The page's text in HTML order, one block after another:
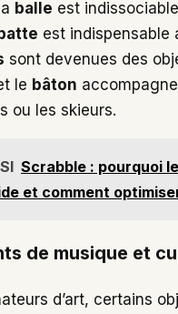
balle est
batte est indispensable
sont devenues des
le bâton
ou les skieurs.
Scrabble : pourquoi
et comment
de musique et
d’art, certains